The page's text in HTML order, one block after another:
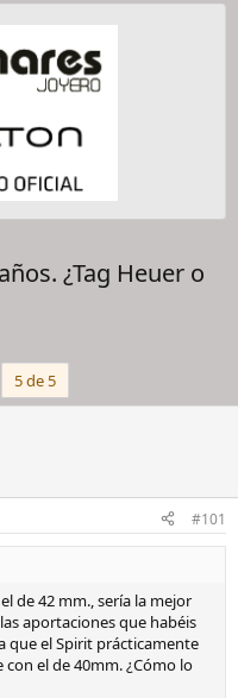
¿Tag Heuer o
5 de 5
#101
de 42 mm., sería la mejor
aportaciones que habéis
que el Spirit prácticamente
el de 40mm. ¿Cómo lo